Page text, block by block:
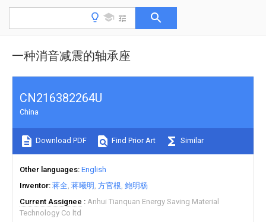
一种消音减震的轴承座
CN216382264U
China
Download PDF Find Prior Art Similar
Other languages English
Inventor 蒋全 蒋曦明 方官根 鲍明杨
Current Assignee
Anhui Tianquan Energy Saving Material
Technology Co ltd